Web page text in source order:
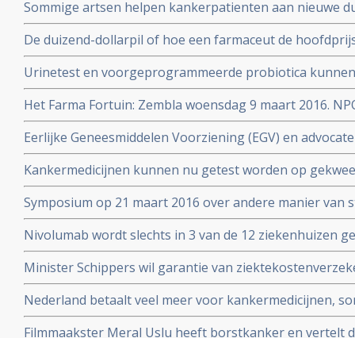
slokdarmkanker
Sommige artsen helpen kankerpatienten aan nieuwe
met een farmaceutisch bedrijf
De duizend-dollarpil of hoe een farmaceut de
genezend medicijn voor hepatitis-C
Urinetest en voorgeprogrammeerde probiotica
stadium opsporen volgens prof. dr. Sangeeta Bhatia
Het Farma Fortuin: Zembla woensdag 9 maart 2016.
medicijnen zo duur zijn en wie er allemaal aan
Eerlijke Geneesmiddelen Voorziening (EGV) en
zeer dubieuze rol door belangenverstrengeling in
dure medicijnen
Kankermedicijnen kunnen nu getest worden op
welke het beste aanslaat. Zie Hans Clevers met mooie
Symposium op 21 maart 2016 over andere manier van
patienten voor voeding en ziektes: Beyond RCT’s:
strategies in food and health
Nivolumab wordt slechts in 3 van de 12 ziekenhuizen
longkankerpatienten terwijl ze verplicht zijn dit wel te
Minister Schippers wil garantie van
dure medicijnen bij kanker.
Nederland betaalt veel meer voor kankermedicijnen,
andere landen blijkt uit vergelijkend onderzoek tussen
Filmmaakster Meral Uslu heeft borstkanker en vertelt